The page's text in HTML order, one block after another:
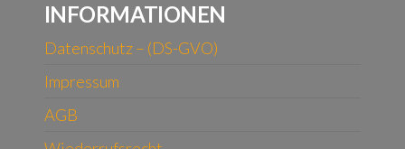
INFORMATIONEN
Datenschutz – (DS-GVO)
Impressum
AGB